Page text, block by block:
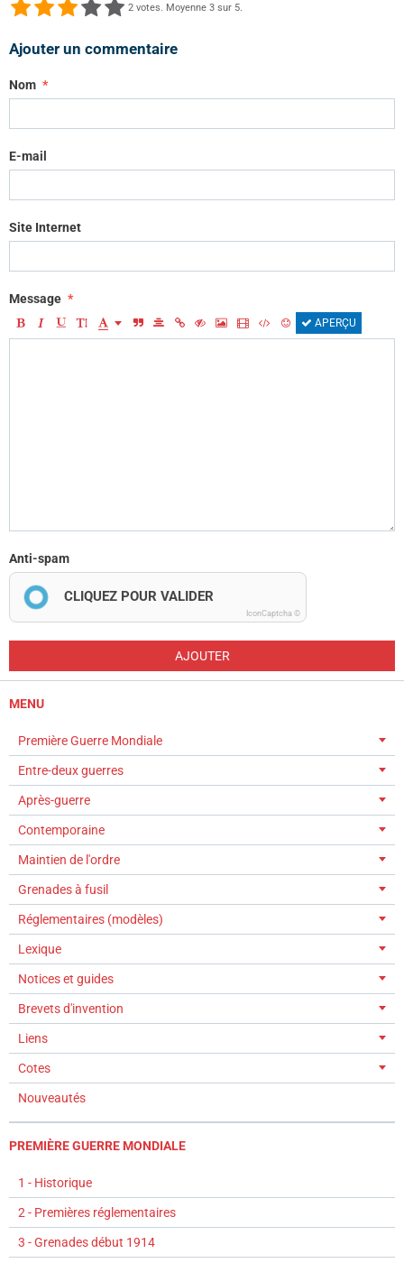
2 votes. Moyenne 3 sur 5.
Ajouter un commentaire
Nom
E-mail
Site Internet
Message
APERÇU
Anti-spam
CLIQUEZ POUR VALIDER
IconCaptcha ©
AJOUTER
MENU
Première Guerre Mondiale
Entre-deux guerres
Après-guerre
Contemporaine
Maintien de l'ordre
Grenades à fusil
Réglementaires (modèles)
Lexique
Notices et guides
Brevets d'invention
Liens
Cotes
Nouveautés
PREMIÈRE GUERRE MONDIALE
1 - Historique
2 - Premières réglementaires
3 - Grenades début 1914